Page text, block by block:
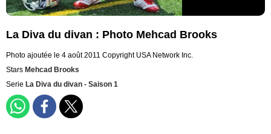
La Diva du divan : Photo Mehcad Brooks
Photo ajoutée le 4 août 2011 Copyright USA Network Inc.
Stars Mehcad Brooks
Serie La Diva du divan - Saison 1